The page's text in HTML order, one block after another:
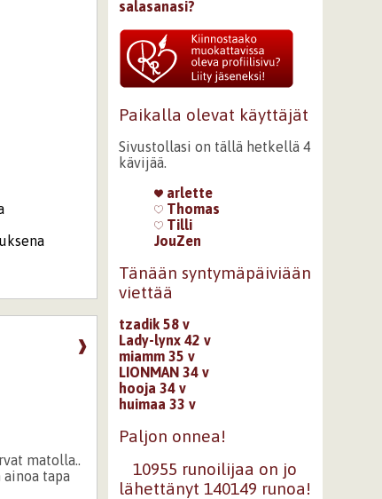
❱
matolla..
tapa
salasanasi?
Paikalla olevat käyttäjät
Sivustollasi on tällä hetkellä 4
kävijää.
arlette
Thomas
Tilli
JouZen
Tänään syntymäpäiviään
viettää
tzadik 58 v
Lady-lynx 42 v
miamm 35 v
LIONMAN 34 v
hooja 34 v
huimaa 33 v
Paljon onnea!
10955 runoilijaa on jo
lähettänyt 140149 runoa!